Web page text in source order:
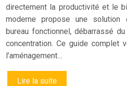
directement la productivité et le
moderne propose une solution
bureau fonctionnel, débarrassé
concentration. Ce guide complet
l’aménagement…
Lire la suite